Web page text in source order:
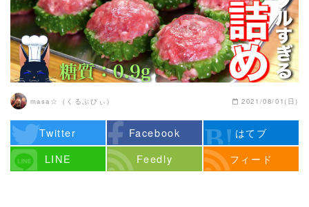
masa☆（くるぷぴぃ） 2021/08/01(日)
Twitter Facebook
はてブ
LINE
Feedly フィード